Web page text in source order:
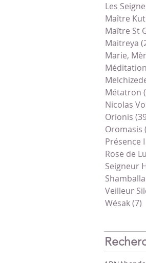
Maître
Maître St
Maitreya
Marie,
Méditation
Métatron
Nicolas
Orionis
Oromasis
Présence
Rose de
Seigneur
Veilleur
Wésak(7)